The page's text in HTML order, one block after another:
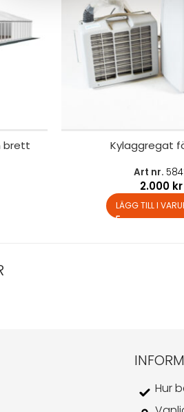
brett Kylaggregat
Art nr.
2.000 kr
LÄGG TILL I
Hur